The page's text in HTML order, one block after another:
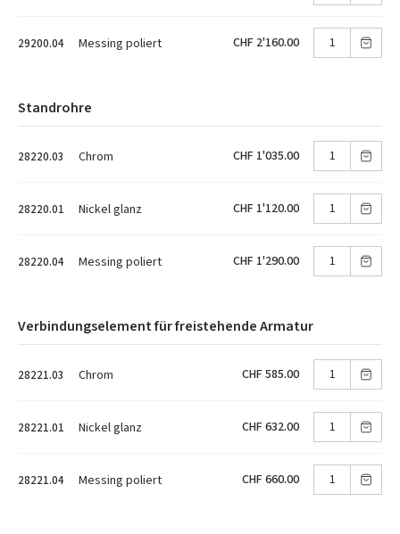
29200.04 Messing poliert CHF 2'160.00
Standrohre
28220.03 Chrom CHF 1'035.00
28220.01 Nickel glanz CHF 1'120.00
28220.04 Messing poliert CHF 1'290.00
Verbindungselement für freistehende Armatur
28221.03 Chrom CHF 585.00
28221.01 Nickel glanz CHF 632.00
28221.04 Messing poliert CHF 660.00